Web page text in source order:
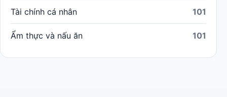
Tài chính cá nhân 101
Ẩm thực và nấu ăn 101